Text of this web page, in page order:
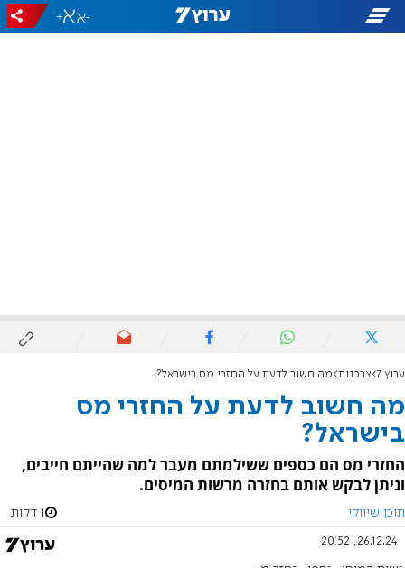
-
+
ערוץ 7 צרכנות מה חשוב לדעת על החזרי מס בישראל?
מה חשוב לדעת על החזרי מס
בישראל?
החזרי מס הם כספים ששילמתם מעבר למה שהייתם חייבים,
וניתן לבקש אותם בחזרה מרשות המיסים.
תוכן שיווקי 1 דקות
26.12.24, 20:52